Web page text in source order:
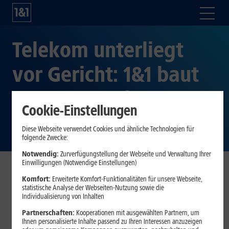
Telekom unterliegt
vor Gericht: 1&1 baut
Europas modernstes
5G-Netz
Montabaur, 10. März 2023.Das Landgericht Koblenz
hat heute in einem Verfahren, das die Deutsche Telekom
Gunsten von 1&1 entschieden und die Anträge der
Cookie-Einstellungen
Diese Webseite verwendet Cookies und ähnliche Technologien für
folgende Zwecke:
Notwendig: Zurverfügungstellung der Webseite und Verwaltung Ihrer
Einwilligungen (Notwendige Einstellungen)
Komfort: Erweiterte Komfort-Funktionalitäten für unsere Webseite,
statistische Analyse der Webseiten-Nutzung sowie die
Individualisierung von Inhalten
Partnerschaften: Kooperationen mit ausgewählten Partnern, um
Ihnen personalisierte Inhalte passend zu Ihren Interessen anzuzeigen